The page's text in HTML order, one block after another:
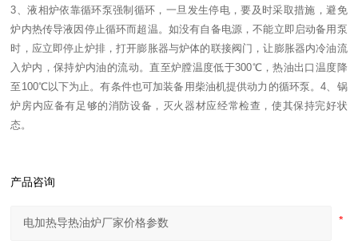
3、液相炉依靠循环泵强制循环，一旦发生停电，要及时采取措施，避免
炉内热传导液因停止循环而超温。如没有自备电源，不能立即启动备用泵
时，应立即停止炉排，打开膨胀器与炉体的联接阀门，让膨胀器内冷油流
入炉内，保持炉内油的流动。直至炉膛温度低于300℃，热油出口温度降
至100℃以下为止。有条件也可加装备用柴油机提供动力的循环泵。4、锅
炉房内应备有足够的消防设备，灭火器材应经常检查，使其保持完好状
态。
产品咨询